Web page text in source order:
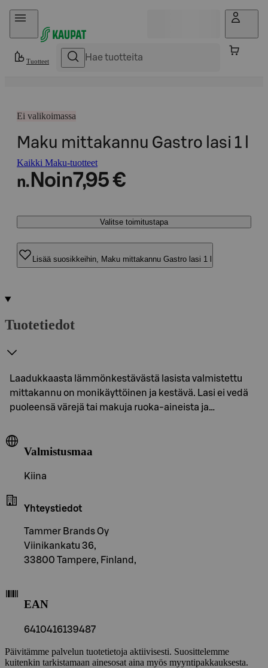
Hyppää sisältöön
Tuotteet
Ei valikoimassa
Maku mittakannu Gastro lasi 1 l
Kaikki Maku-tuotteet
n. Noin7,95 €
Valitse toimitustapa
Lisää suosikkeihin, Maku mittakannu Gastro lasi 1 l
Tuotetiedot
Laadukkaasta lämmönkestävästä lasista valmistettu
mittakannu on monikäyttöinen ja kestävä. Lasi ei vedä
puoleensä värejä tai makuja ruoka-aineista ja…
Valmistusmaa
Kiina
Yhteystiedot
Tammer Brands Oy
Viinikankatu 36,
33800 Tampere, Finland,
EAN
6410416139487
Päivitämme palvelun tuotetietoja aktiivisesti. Suosittelemme
kuitenkin tarkistamaan ainesosat aina myös myyntipakkauksesta.